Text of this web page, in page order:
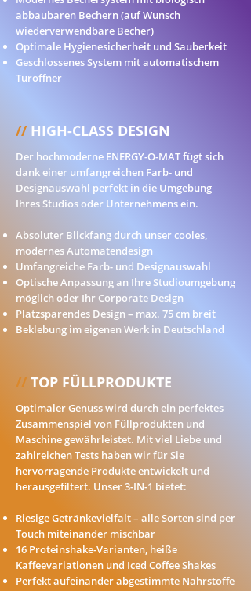
abbaubaren Bechern (auf Wunsch
wiederverwendbare Becher)
Optimale Hygienesicherheit und Sauberkeit
Geschlossenes System mit automatischem
Türöffner
// HIGH-CLASS DESIGN
Der hochmoderne ENERGY-O-MAT fügt sich
dank einer umfangreichen Farb- und
Designauswahl perfekt in die Umgebung
Ihres Studios oder Unternehmens ein.
Absoluter Blickfang durch unser cooles,
modernes Automatendesign
Umfangreiche Farb- und Designauswahl
Optische Anpassung an Ihre Studioumgebung
möglich oder Ihr Corporate Design
Platzsparendes Design – max. 75 cm breit
Beklebung im eigenen Werk in Deutschland
// TOP FÜLLPRODUKTE
Optimaler Genuss wird durch ein perfektes
Zusammenspiel von Füllprodukten und
Maschine gewährleistet. Mit viel Liebe und
zahlreichen Tests haben wir für Sie
hervorragende Produkte entwickelt und
herausgefiltert. Unser 3-IN-1 bietet:
Riesige Getränkevielfalt – alle Sorten sind per
Touch miteinander mischbar
16 Proteinshake-Varianten, heiße
Kaffeevariationen und Iced Coffee Shakes
Perfekt aufeinander abgestimmte Nährstoffe